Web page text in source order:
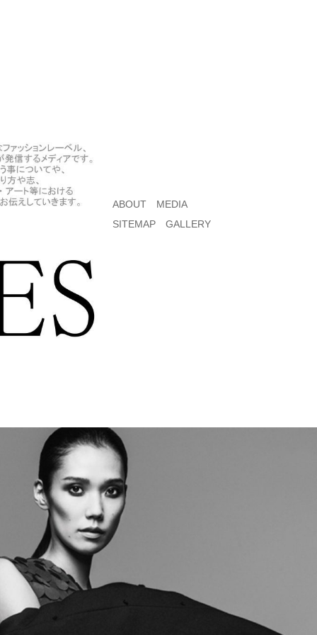
ABOUT
MEDIA
SITEMAP
GALLERY